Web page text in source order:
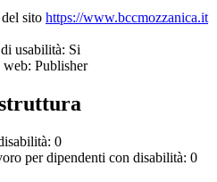
sito https://www.bccmozzanica.it
usabilità: Si
Publisher
0
per dipendenti con disabilità: 0